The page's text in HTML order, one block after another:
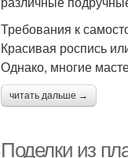
Требования к
Красивая роспись
Однако, многие
читать дальше →
Поделки из